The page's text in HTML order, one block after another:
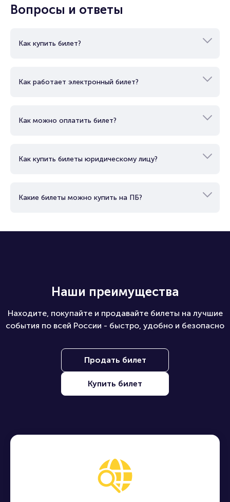
Количество интересных комиков растет и предстоящее
мероприятие подарит вам встречу с ними. Если вы еще не
Portalbilet – удобный и надежный сервис для покупки и
ваше имя занимает не более двух минут. Билеты на
читайте в разделах:
Вопросы и ответы
Как купить билет?
Как работает электронный билет?
Как можно оплатить билет?
Как купить билеты юридическому лицу?
Какие билеты можно купить на ПБ?
Наши преимущества
Находите, покупайте и продавайте билеты на лучшие
события по всей России - быстро, удобно и безопасно
Продать билет
Купить билет